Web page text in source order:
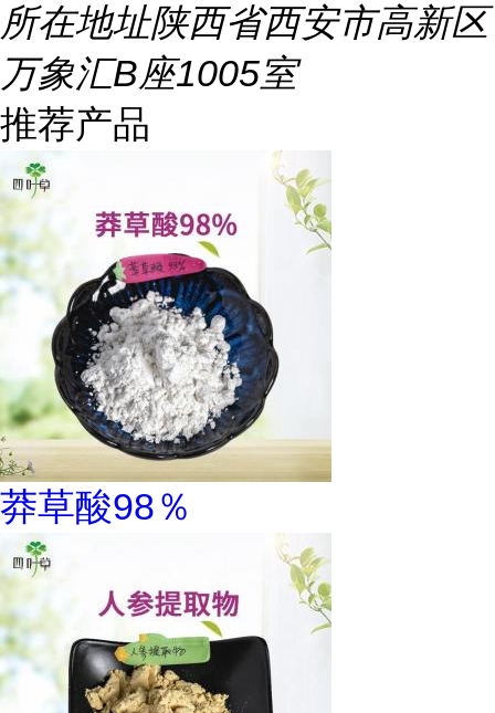
所在地址陕西省西安市高新区
万象汇B座1005室
推荐产品
莽草酸98％